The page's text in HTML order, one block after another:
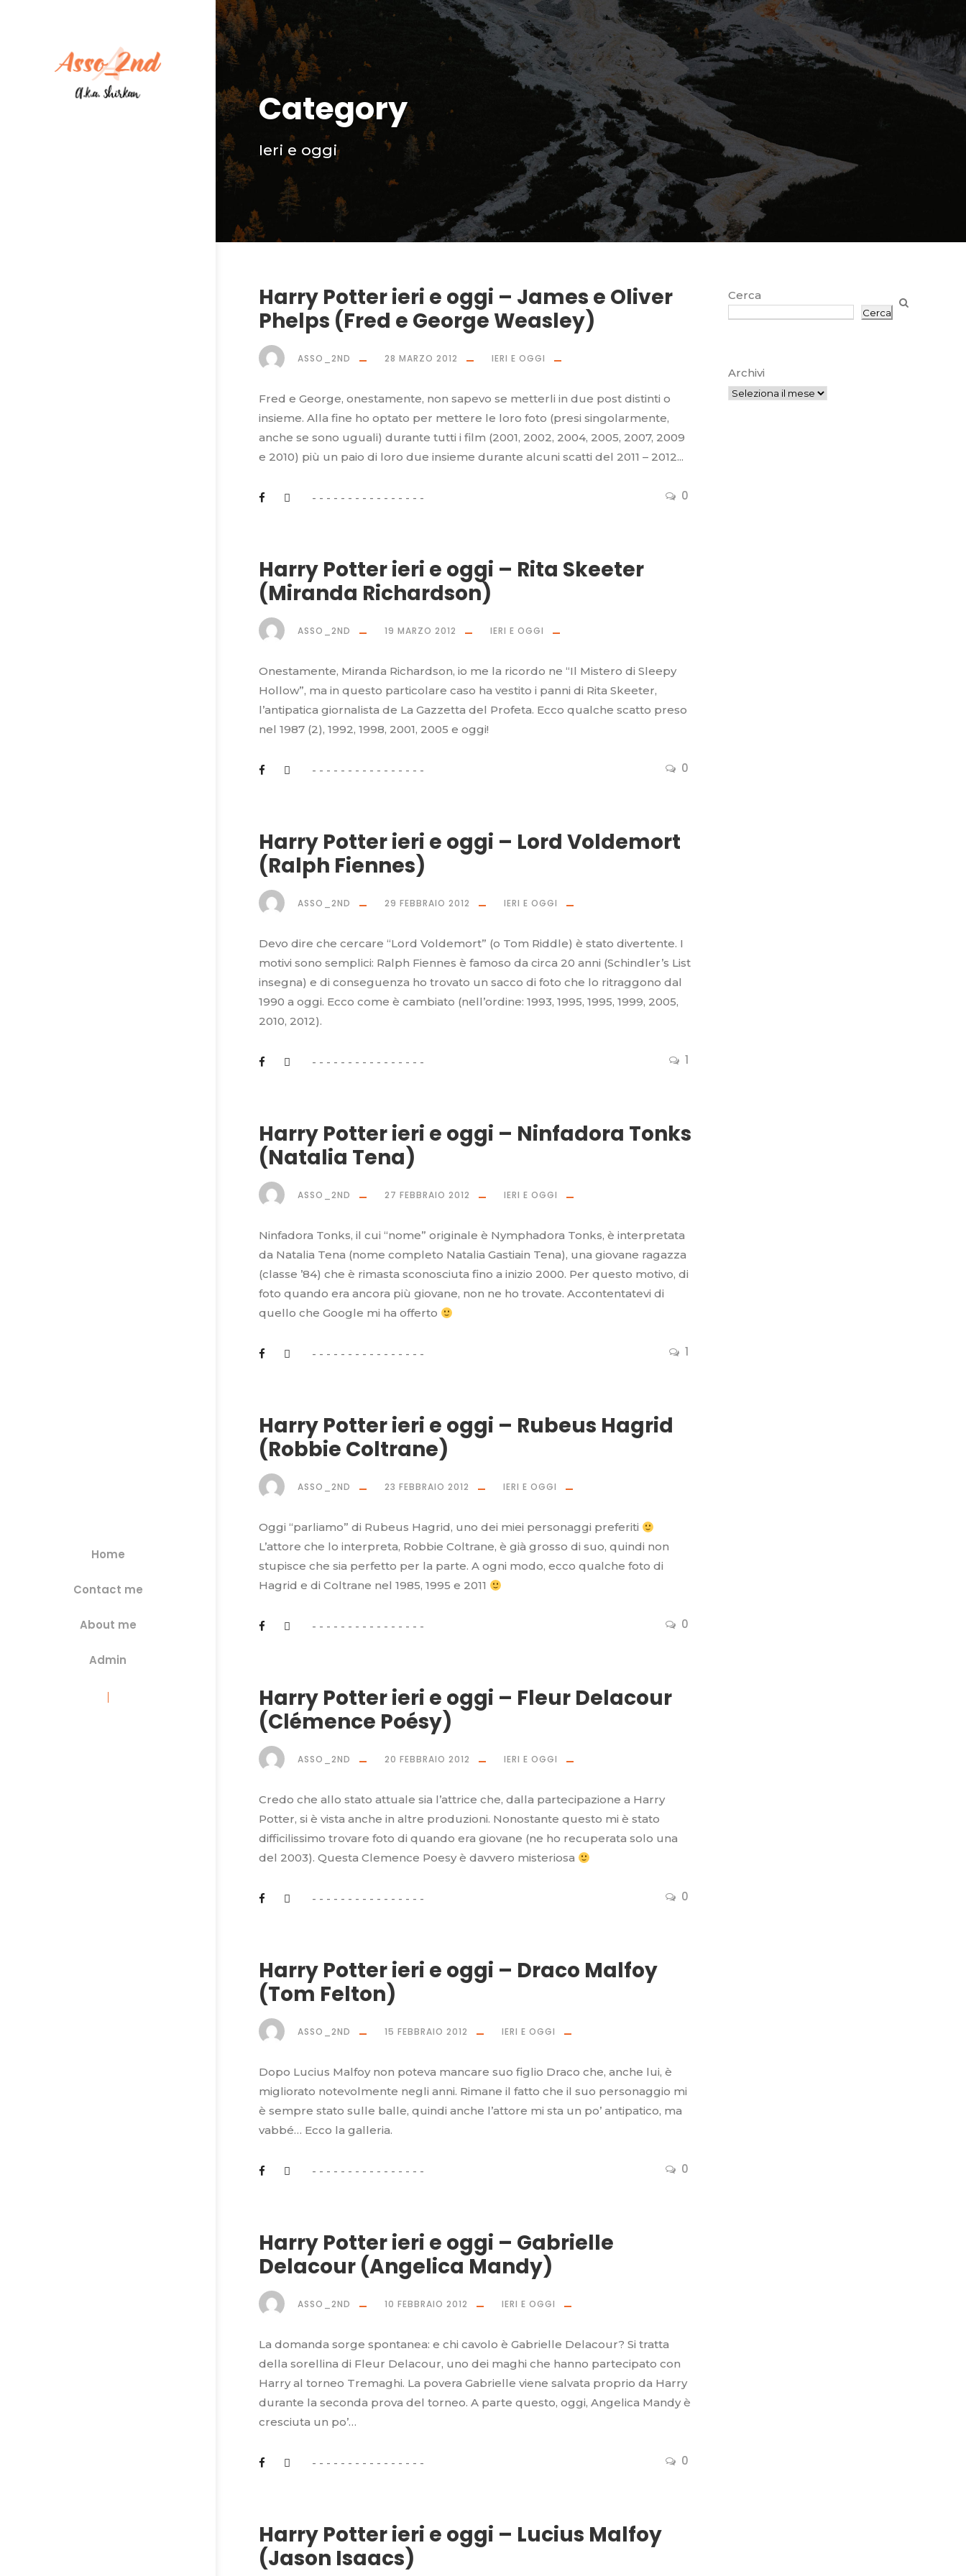
Home
Contact me
About me
Admin
Category
Ieri e oggi
Harry Potter ieri e oggi – James e Oliver
Phelps (Fred e George Weasley)
0
ASSO_2ND 28 MARZO 2012 IERI E OGGI
Fred e George, onestamente, non sapevo se metterli in due post distinti o
insieme. Alla fine ho optato per mettere le loro foto (presi singolarmente,
anche se sono uguali) durante tutti i film (2001, 2002, 2004, 2005, 2007, 2009
e 2010) più un paio di loro due insieme durante alcuni scatti del 2011 – 2012...
Harry Potter ieri e oggi – Rita Skeeter
(Miranda Richardson)
0
ASSO_2ND 19 MARZO 2012 IERI E OGGI
Onestamente, Miranda Richardson, io me la ricordo ne “Il Mistero di Sleepy
Hollow”, ma in questo particolare caso ha vestito i panni di Rita Skeeter,
l’antipatica giornalista de La Gazzetta del Profeta. Ecco qualche scatto preso
nel 1987 (2), 1992, 1998, 2001, 2005 e oggi!
Harry Potter ieri e oggi – Lord Voldemort
(Ralph Fiennes)
1
ASSO_2ND 29 FEBBRAIO 2012 IERI E OGGI
Devo dire che cercare “Lord Voldemort” (o Tom Riddle) è stato divertente. I
motivi sono semplici: Ralph Fiennes è famoso da circa 20 anni (Schindler’s List
insegna) e di conseguenza ho trovato un sacco di foto che lo ritraggono dal
1990 a oggi. Ecco come è cambiato (nell’ordine: 1993, 1995, 1995, 1999, 2005,
2010, 2012).
Harry Potter ieri e oggi – Ninfadora Tonks
(Natalia Tena)
1
ASSO_2ND 27 FEBBRAIO 2012 IERI E OGGI
Ninfadora Tonks, il cui “nome” originale è Nymphadora Tonks, è interpretata
da Natalia Tena (nome completo Natalia Gastiain Tena), una giovane ragazza
(classe ’84) che è rimasta sconosciuta fino a inizio 2000. Per questo motivo, di
foto quando era ancora più giovane, non ne ho trovate. Accontentatevi di
quello che Google mi ha offerto
Harry Potter ieri e oggi – Rubeus Hagrid
(Robbie Coltrane)
0
ASSO_2ND 23 FEBBRAIO 2012 IERI E OGGI
Oggi “parliamo” di Rubeus Hagrid, uno dei miei personaggi preferiti
L’attore che lo interpreta, Robbie Coltrane, è già grosso di suo, quindi non
stupisce che sia perfetto per la parte. A ogni modo, ecco qualche foto di
Hagrid e di Coltrane nel 1985, 1995 e 2011
Harry Potter ieri e oggi – Fleur Delacour
(Clémence Poésy)
0
ASSO_2ND 20 FEBBRAIO 2012 IERI E OGGI
Credo che allo stato attuale sia l’attrice che, dalla partecipazione a Harry
Potter, si è vista anche in altre produzioni. Nonostante questo mi è stato
difficilissimo trovare foto di quando era giovane (ne ho recuperata solo una
del 2003). Questa Clemence Poesy è davvero misteriosa
Harry Potter ieri e oggi – Draco Malfoy
(Tom Felton)
0
ASSO_2ND 15 FEBBRAIO 2012 IERI E OGGI
Dopo Lucius Malfoy non poteva mancare suo figlio Draco che, anche lui, è
migliorato notevolmente negli anni. Rimane il fatto che il suo personaggio mi
è sempre stato sulle balle, quindi anche l’attore mi sta un po’ antipatico, ma
vabbé… Ecco la galleria.
Harry Potter ieri e oggi – Gabrielle
Delacour (Angelica Mandy)
0
ASSO_2ND 10 FEBBRAIO 2012 IERI E OGGI
La domanda sorge spontanea: e chi cavolo è Gabrielle Delacour? Si tratta
della sorellina di Fleur Delacour, uno dei maghi che hanno partecipato con
Harry al torneo Tremaghi. La povera Gabrielle viene salvata proprio da Harry
durante la seconda prova del torneo. A parte questo, oggi, Angelica Mandy è
cresciuta un po’…
Harry Potter ieri e oggi – Lucius Malfoy
(Jason Isaacs)
Cerca
Cerca
Archivi